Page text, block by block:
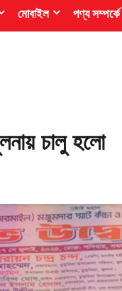
মোবাইল পণ্য সম্পর্কে
চালু হলো